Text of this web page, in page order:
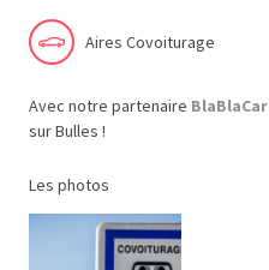
Aires Covoiturage
Avec notre partenaire BlaBlaCar
sur Bulles !
Les photos